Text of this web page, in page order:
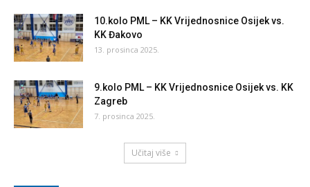
10.kolo PML – KK Vrijednosnice Osijek vs.
KK Đakovo
13. prosinca 2025.
9.kolo PML – KK Vrijednosnice Osijek vs. KK
Zagreb
7. prosinca 2025.
Učitaj više